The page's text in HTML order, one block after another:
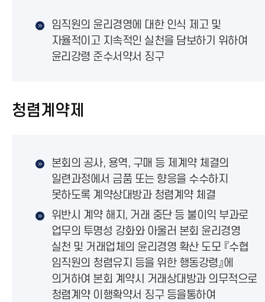
임직원의 윤리경영에 대한 인식 제고 및
자율적이고 지속적인 실천을 담보하기 위하여
윤리강령 준수서약서 징구
청렴계약제
본회의 공사, 용역, 구매 등 제계약 체결의
일련과정에서 금품 또는 향응을 수수하지
못하도록 계약상대방과 청렴계약 체결
위반시 계약 해지, 거래 중단 등 불이익 부과로
업무의 투명성 강화와 아울러 본회 윤리경영
실천 및 거래업체의 윤리경영 확산 도모 『수협
임직원의 청렴유지 등을 위한 행동강령』에
의거하여 본회 계약시 거래상대방과 의무적으로
청렴계약 이행확약서 징구 등을통하여